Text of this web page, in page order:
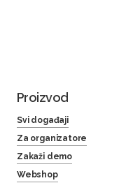
Proizvod
Svi događaji
Za organizatore
Zakaži demo
Webshop